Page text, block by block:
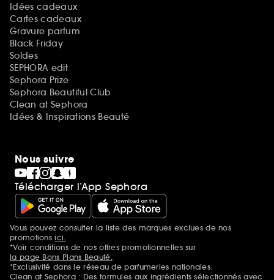
Idées cadeaux
Cartes cadeaux
Gravure parfum
Black Friday
Soldes
SEPHORA edit
Sephora Prize
Sephora Beautiful Club
Clean at Sephora
Idées & Inspirations Beauté
Nous suivre
Télécharger l’App Sephora
Mentions additionnelles
Vous pouvez consulter la liste des marques exclues de nos
promotionsici.
*Voir conditions de nos offres promotionnelles sur
la page Bons Plans Beauté.
*Exclusivité dans le réseau de parfumeries nationales.
Clean at Sephora : Des formules aux ingrédients sélectionnés avec